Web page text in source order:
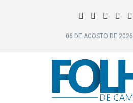
06 DE AGOSTO DE 2026